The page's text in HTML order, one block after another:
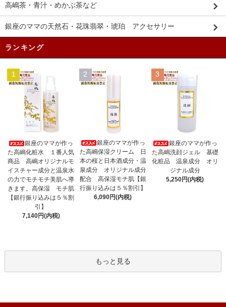
高嶋茶・青汁・めかぶ茶など
銀座のママの天然石・花珠翡翠・琥珀 アクセサリー
ランキング
1
銀座のママが作っ
た高嶋化粧水 １番人気
商品 高嶋オリジナルモ
イスチャー成分と温泉水
の力でモチモチ美肌へ導
きます。高保湿 モチ肌
【銀行振り込みは５％割
引】
7,140円(内税)
2
銀座のママが作っ
た高嶋保湿クリーム 日
本の桜と日本酒成分・温
泉成分 オリジナル成分
配合 高保湿モチ肌【銀
行振り込みは５％割引】
6,090円(内税)
3
銀座のママが作っ
た高嶋洗顔ジェル 基礎
化粧品 温泉成分 オリ
ジナル成分
5,250円(内税)
もっと見る